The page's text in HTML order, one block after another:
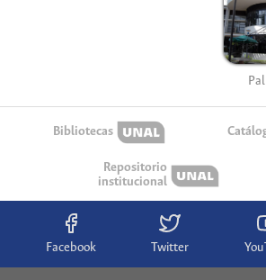
Bibliotecas
Repositorio
institucional
Facebook Twitter